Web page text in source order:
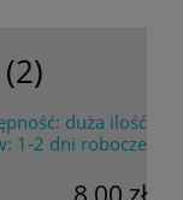
duża ilość
1-2 dni robocze